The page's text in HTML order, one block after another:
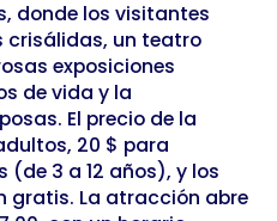
donde los visitantes
crisálidas, un teatro
exposiciones
de vida y la
El precio de la
20 $ para
(de 3 a 12 años), y los
gratis. La atracción abre